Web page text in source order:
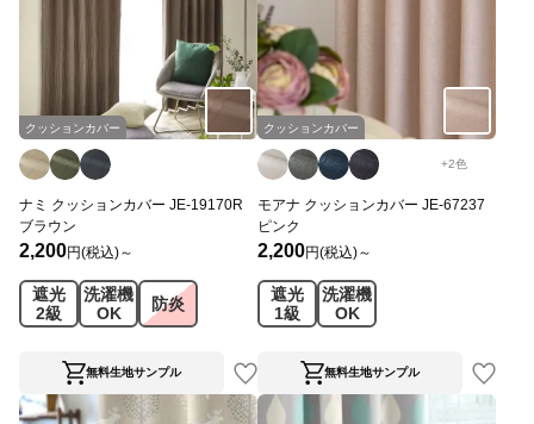
クッションカバー
ナミ クッションカバー JE-19170R
ブラウン
2,200円(税込)～
遮光
2級
洗濯機
OK
防炎
無料生地サンプル
クッションカバー
+2色
モアナ クッションカバー JE-67237
ピンク
2,200円(税込)～
遮光
1級
洗濯機
OK
無料生地サンプル